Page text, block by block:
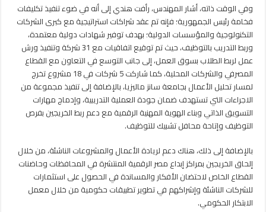
وفي الوقت ذاته، أشار المهندس، رأفت هندي إلى أنه في ضوء تنفيذ تكليفات
فخامة رئيس الجمهورية؛ فإنه تم عقد شراكات استراتيجية مع كبرى الشركات
التكنولوجية والمؤسسات الدولية؛ بهدف توفير شهادات دولية معتمدة،
وربط التدريب بالتوظيف، حيث تم توقيع اتفاقيات مع 31 شركة وتنفيذ ورش
عمل لربط الطلاب بسوق العمل، إلى جانب التوسع في التعاون مع القطاع
المصرفي والشركات المحلية، كما شاركت 5 شركات في 18 مشروع تخرج
لمسار تحليل الأعمال بجامعة سانز ماليزيا، بالإضافة إلى تنفيذ مجموعة من
الاجراءات التي تستهدف ضمان جودة العملية التدريبية، وإدماج مهارات
التسويق الذاتي وبناء الهوية المهنية الرقمية مع دعم ربط الخريجين بفرص
التوظيف وإتاحة محافل تشبيك للتوظيف.
بالإضافة إلى ذلك، هناك دعم لريادة الأعمال والمشروعات الناشئة، من خلال
إلحاق الخريجين بمراكز إبداع مصر الرقمية المنتشرة في المحافظات وحاضنات
القطاع الخاص لاحتضان الأفكار والمساندة في الحصول على استثمارات
للشركات الناشئة وإشراكهم في تطوير تطبيقات حكومية من خلال معمل
الابتكار الحكومي.